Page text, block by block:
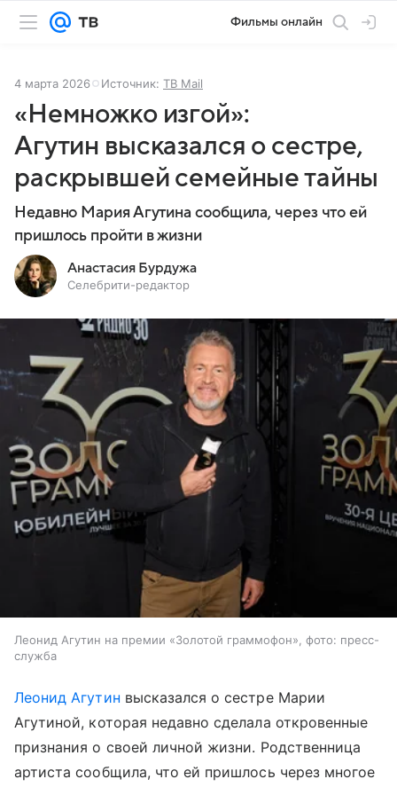
Фильмы онлайн
4 марта 2026 Источник: ТВ Mail
«Немножко изгой»:
Агутин высказался о сестре,
раскрывшей семейные тайны
Недавно Мария Агутина сообщила, через что ей
пришлось пройти в жизни
Анастасия Бурдужа
Селебрити-редактор
Леонид Агутин на премии «Золотой граммофон», фото: пресс-
служба
Леонид Агутин высказался о сестре Марии
Агутиной, которая недавно сделала откровенные
признания о своей личной жизни. Родственница
артиста сообщила, что ей пришлось через многое